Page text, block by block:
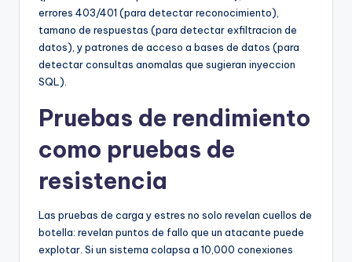
errores 403/401 (para detectar reconocimiento),
tamano de respuestas (para detectar exfiltracion de
datos), y patrones de acceso a bases de datos (para
detectar consultas anomalas que sugieran inyeccion
SQL).
Pruebas de rendimiento
como pruebas de
resistencia
Las pruebas de carga y estres no solo revelan cuellos de
botella: revelan puntos de fallo que un atacante puede
explotar. Si un sistema colapsa a 10,000 conexiones